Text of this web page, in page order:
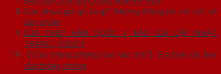
Cửa nhựa giả gỗ là gì? Những thông tin chi tiết về
sản phẩm
CỬA THÉP HÀN QUỐC | BÁO GIÁ CẬP NHẬT
THÁNG [7/2021]
【Cửa thông phòng loại nào tốt?】Giá bán các loại
cửa thông phòng